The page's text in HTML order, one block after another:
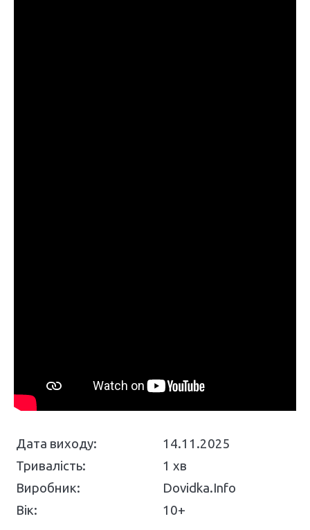
Дата виходу:
14.11.2025
Тривалість:
1 хв
Виробник:
Dovidka.Info
Вік:
10+